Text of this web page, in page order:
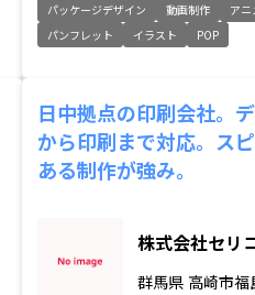
パッケージデザイン
動画制作
アニ
パンフレット
イラスト POP
日中拠点の印刷会社。
から印刷まで対応。ス
ある制作が強み。
株式会社セリ
群馬県 高崎市